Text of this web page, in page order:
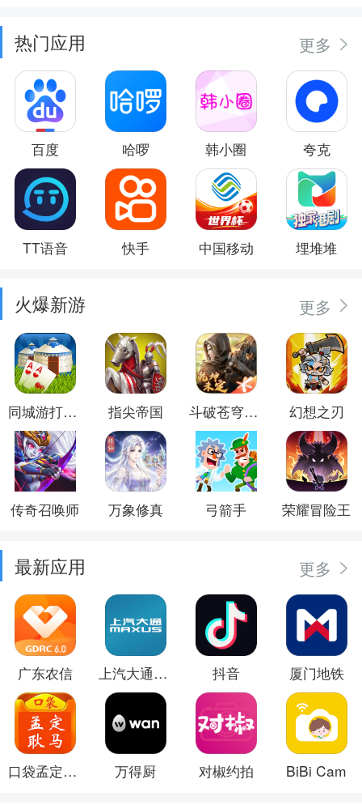
热门应用 更多
百度 哈啰 韩小圈 夸克
TT语音 快手 中国移动 埋堆堆
火爆新游 更多
同城游打大尖 指尖帝国 斗破苍穹：异火重燃 幻想之刃
传奇召唤师 万象修真 弓箭手 荣耀冒险王
最新应用 更多
广东农信 上汽大通MAXUS 抖音 厦门地铁
口袋孟定耿马 万得厨 对椒约拍 BiBi Cam